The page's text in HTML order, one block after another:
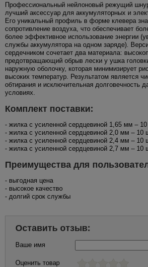
Профессиональный нейлоновый режущий
лучший аксессуар для аккумуляторных и
Его уникальный профиль в форме клевера
сопротивление воздуха, что обеспечивает
более эффективное использование энергии
службы аккумулятора на одном заряде).
сердечником сочетает два материала:
предотвращающий обрыв лески у ушка
наружную оболочку, которая минимизирует
высоких температур. Результатом является
обтирания и исключительная долговечность
условиях.
Комплект поставки:
- жилка с усиленной сердцевиной 1,65 мм – 10
- жилка с усиленной сердцевиной 2,0 мм – 10
- жилка с усиленной сердцевиной 2,4 мм – 10
- жилка с усиленной сердцевиной 2,7 мм – 10
Преимущества для
- выгодная цена
- высокое качество
- долгий срок службы
Оставить отзыв:
Ваше имя
Оценить товар